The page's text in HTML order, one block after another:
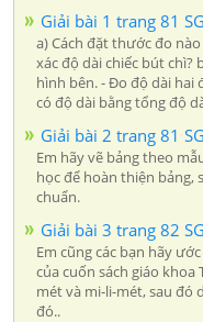
Giải bài 1 trang 81
a) Cách đặt thước đo
xác độ dài chiếc bút chì?
hình bên. - Đo độ dài hai
có độ dài bằng tổng độ
Giải bài 2 trang 81
Em hãy vẽ bảng theo
học để hoàn thiện bảng,
chuẩn.
Giải bài 3 trang 82
Em cũng các bạn hãy
của cuốn sách giáo
mét và mi-li-mét, sau đó
đó..